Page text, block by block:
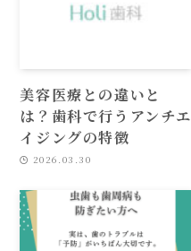
美容医療との違いと
は？歯科で行うアンチエ
イジングの特徴
2026.03.30